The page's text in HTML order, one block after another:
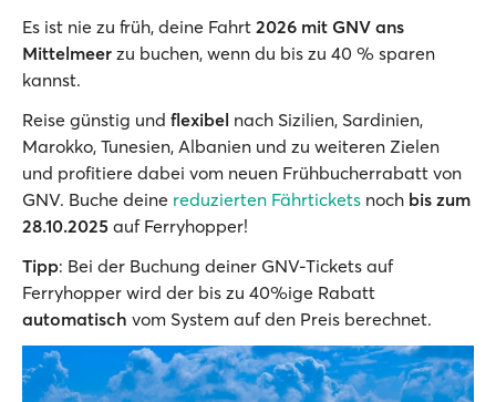
Es ist nie zu früh, deine Fahrt 2026 mit GNV ans
Mittelmeer zu buchen, wenn du bis zu 40 % sparen
kannst.
Reise günstig und flexibel nach Sizilien, Sardinien,
Marokko, Tunesien, Albanien und zu weiteren Zielen
und profitiere dabei vom neuen Frühbucherrabatt von
GNV. Buche deine reduzierten Fährtickets noch bis zum
28.10.2025 auf Ferryhopper!
Tipp: Bei der Buchung deiner GNV-Tickets auf
Ferryhopper wird der bis zu 40%ige Rabatt
automatisch vom System auf den Preis berechnet.